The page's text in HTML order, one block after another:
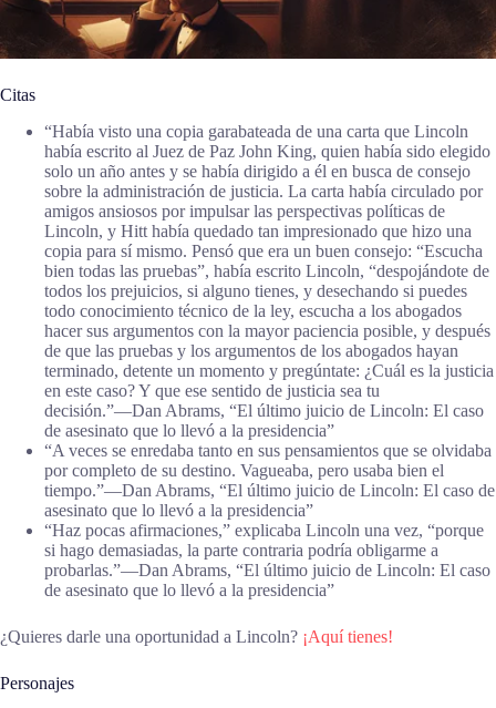
Citas
“Había visto una copia garabateada de una carta que Lincoln
había escrito al Juez de Paz John King, quien había sido elegido
solo un año antes y se había dirigido a él en busca de consejo
sobre la administración de justicia. La carta había circulado por
amigos ansiosos por impulsar las perspectivas políticas de
Lincoln, y Hitt había quedado tan impresionado que hizo una
copia para sí mismo. Pensó que era un buen consejo: “Escucha
bien todas las pruebas”, había escrito Lincoln, “despojándote de
todos los prejuicios, si alguno tienes, y desechando si puedes
todo conocimiento técnico de la ley, escucha a los abogados
hacer sus argumentos con la mayor paciencia posible, y después
de que las pruebas y los argumentos de los abogados hayan
terminado, detente un momento y pregúntate: ¿Cuál es la justicia
en este caso? Y que ese sentido de justicia sea tu
decisión.”―Dan Abrams, “El último juicio de Lincoln: El caso
de asesinato que lo llevó a la presidencia”
“A veces se enredaba tanto en sus pensamientos que se olvidaba
por completo de su destino. Vagueaba, pero usaba bien el
tiempo.”―Dan Abrams, “El último juicio de Lincoln: El caso de
asesinato que lo llevó a la presidencia”
“Haz pocas afirmaciones,” explicaba Lincoln una vez, “porque
si hago demasiadas, la parte contraria podría obligarme a
probarlas.”―Dan Abrams, “El último juicio de Lincoln: El caso
de asesinato que lo llevó a la presidencia”
¿Quieres darle una oportunidad a Lincoln? ¡Aquí tienes!
Personajes